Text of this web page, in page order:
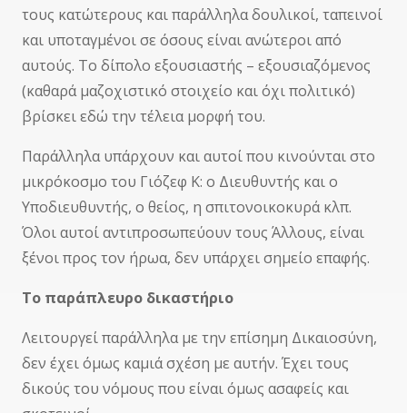
τους κατώτερους και παράλληλα δουλικοί, ταπεινοί
και υποταγμένοι σε όσους είναι ανώτεροι από
αυτούς. Το δίπολο εξουσιαστής – εξουσιαζόμενος
(καθαρά μαζοχιστικό στοιχείο και όχι πολιτικό)
βρίσκει εδώ την τέλεια μορφή του.
Παράλληλα υπάρχουν και αυτοί που κινούνται στο
μικρόκοσμο του Γιόζεφ Κ: ο Διευθυντής και ο
Υποδιευθυντής, ο θείος, η σπιτονοικοκυρά κλπ.
Όλοι αυτοί αντιπροσωπεύουν τους Άλλους, είναι
ξένοι προς τον ήρωα, δεν υπάρχει σημείο επαφής.
Το παράπλευρο δικαστήριο
Λειτουργεί παράλληλα με την επίσημη Δικαιοσύνη,
δεν έχει όμως καμιά σχέση με αυτήν. Έχει τους
δικούς του νόμους που είναι όμως ασαφείς και